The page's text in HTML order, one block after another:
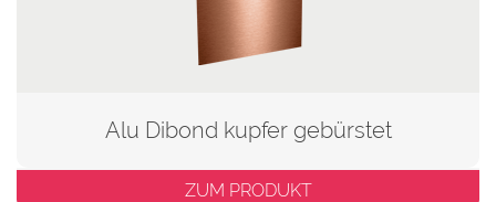
Alu Dibond kupfer gebürstet
ZUM PRODUKT